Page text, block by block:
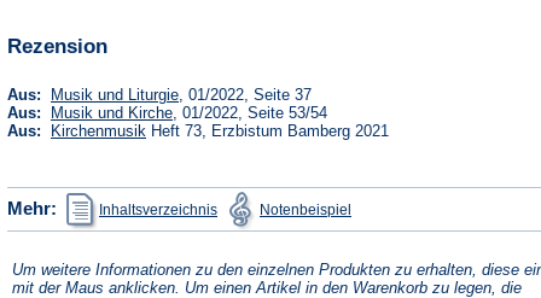
Rezension
Aus: Musik und Liturgie(Öffnet
in
einem
neuen
, 01/2022, Seite 37
Aus:
Musik und Kirche(Öffnet
in
, 01/2022, Seite 53/54
Aus:
Kirchenmusik (Öffnet
Heft 73, Erzbistum Bamberg 2021
Mehr: Inhaltsverzeichnis
(Öffnet
in
einem
Tab)
Notenbeispiel in
einem
Tab)
Um weitere Informationen zu den einzelnen Produkten zu erhalten, diese
mit der Maus anklicken. Um einen Artikel in den Warenkorb zu legen, die